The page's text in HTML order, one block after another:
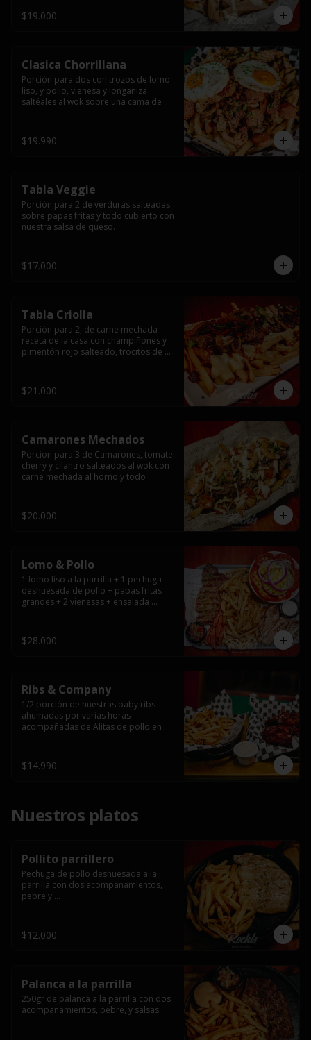
$19.000
Clasica Chorrillana
Porción para dos con trozos de lomo
liso, y pollo, vienesa y longaniza
saltéales al wok sobre una cama de
$19.990
Tabla Veggie
Porción para 2 de verduras salteadas
sobre papas fritas y todo cubierto con
nuestra salsa de queso.
$17.000
Tabla Criolla
Porción para 2, de carne mechada
receta de la casa con champiñones y
pimentón rojo salteado, trocitos de
papas fritas.
$21.000
Camarones Mechados
Porcion para 3 de Camarones, tomate
cherry y cilantro salteados al wok con
carne mechada al horno y todo
casera.
$20.000
Lomo & Pollo
1 lomo liso a la parrilla + 1 pechuga
deshuesada de pollo + papas fritas
grandes + 2 vienesas + ensalada
$28.000
Ribs & Company
1/2 porción de nuestras baby ribs
ahumadas por varias horas
acompañadas de Alitas de pollo en
$14.990
Nuestros platos
Pollito parrillero
Pechuga de pollo deshuesada a la
parrilla con dos acompañamientos,
pebre y
$12.000
Palanca a la parrilla
250gr de palanca a la parrilla con dos
acompañamientos, pebre, y salsas.